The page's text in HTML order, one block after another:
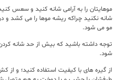
موهایتان را به آرامی شانه کنید و سعس
شانه نکنید چراکه ریشه موها را می کشد
مو می شود.
توجه داشته باشید که بیش از حد شانه
شود.
از گیره های با کیفیت استفاده کنید؛ و از